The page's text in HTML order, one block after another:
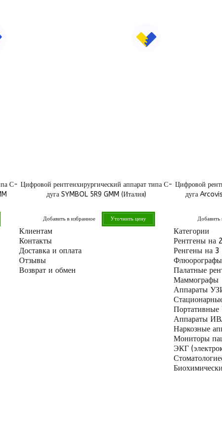
С- Цифровой рентгенхирургический аппарат типа С-
дуга SYMBOL 5R9 GMM (Италия)
Добавить в избранное Уточнить цену
Цифровой
дуга
Добавить
Клиентам
Контакты
Доставка и оплата
Отзывы
Возврат и обмен
Категории
Рентгены на
Ренгены на 3
Флюорографы
Палатные
Маммографы
Аппараты
Аппараты
Наркозные
Мониторы
ЭКГ